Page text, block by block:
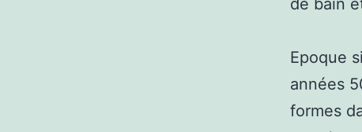
de bain
Epoque
années
formes